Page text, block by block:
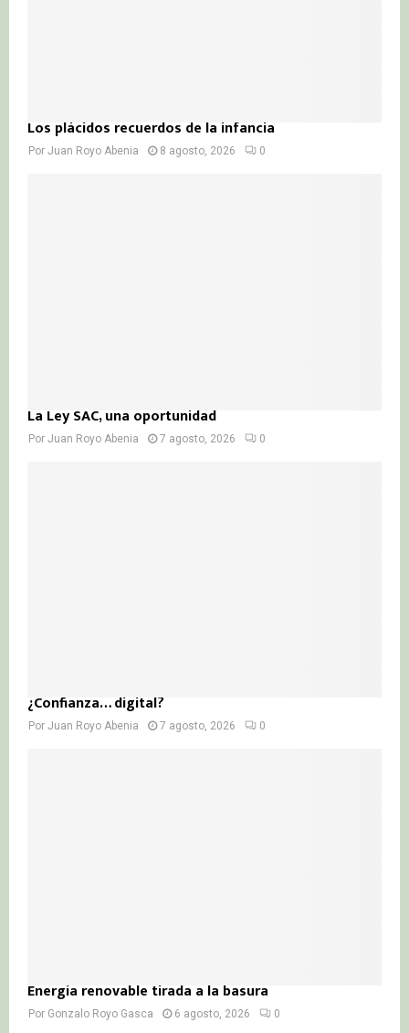
Los plácidos recuerdos de la infancia
Por Juan Royo Abenia 8 agosto, 2026 0
La Ley SAC, una oportunidad
Por Juan Royo Abenia 7 agosto, 2026 0
¿Confianza… digital?
Por Juan Royo Abenia 7 agosto, 2026 0
Energía renovable tirada a la basura
Por Gonzalo Royo Gasca 6 agosto, 2026 0